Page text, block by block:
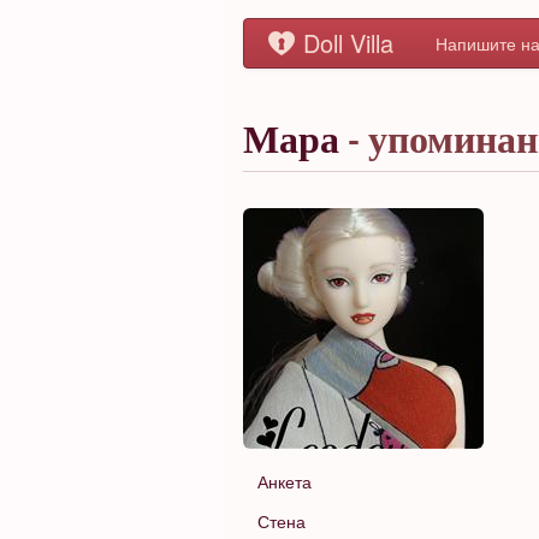
Doll Villa Напишите
Мара -
Анкета
Стена